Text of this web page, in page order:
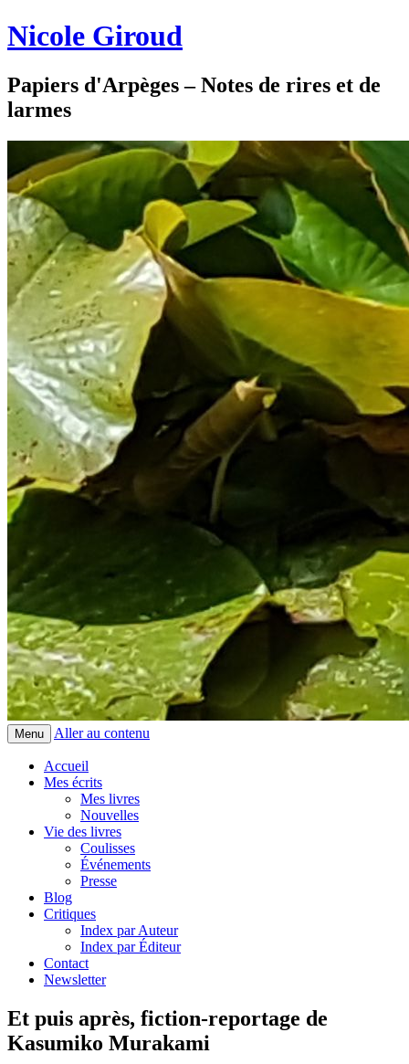
Nicole Giroud
Papiers d'Arpèges – Notes de rires et de
larmes
Menu Aller au contenu
Accueil
Mes écrits
Mes livres
Nouvelles
Vie des livres
Coulisses
Événements
Presse
Blog
Critiques
Index par Auteur
Index par Éditeur
Contact
Newsletter
Et puis après, fiction-reportage de
Kasumiko Murakami